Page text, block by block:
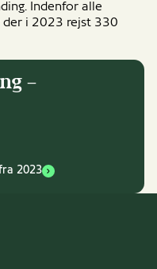
Indenfor alle
der i 2023 rejst 330
–
2023